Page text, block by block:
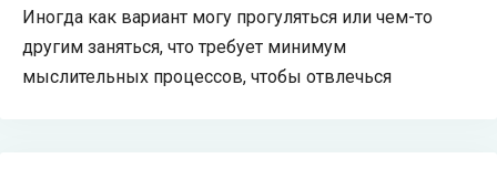
Иногда как вариант могу прогуляться или чем-то
другим заняться, что требует минимум
мыслительных процессов, чтобы отвлечься